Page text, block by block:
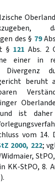
des § 79
§ 121 Abs. 2
einer in
Divergenz
beruht
ist
vom 14.
2000, 222;
KK-StPO, 8.